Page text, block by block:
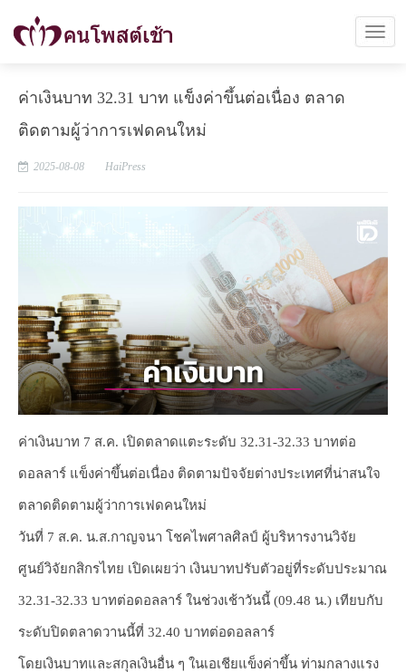
ค่าเงินบาท 32.31 บาท แข็งค่าขึ้นต่อเนื่อง ตลาด
ติดตามผู้ว่าการเฟดคนใหม่
2025-08-08 HaiPress
ค่าเงินบาท 7 ส.ค. เปิดตลาดแตะระดับ 32.31-32.33 บาทต่อ
ดอลลาร์ แข็งค่าขึ้นต่อเนื่อง ติดตามปัจจัยต่างประเทศที่น่าสนใจ
ตลาดติดตามผู้ว่าการเฟดคนใหม่
วันที่ 7 ส.ค. น.ส.กาญจนา โชคไพศาลศิลป์ ผู้บริหารงานวิจัย
ศูนย์วิจัยกสิกรไทย เปิดเผยว่า เงินบาทปรับตัวอยู่ที่ระดับประมาณ
32.31-32.33 บาทต่อดอลลาร์ ในช่วงเช้าวันนี้ (09.48 น.) เทียบกับ
ระดับปิดตลาดวานนี้ที่ 32.40 บาทต่อดอลลาร์
โดยเงินบาทและสกุลเงินอื่น ๆ ในเอเชียแข็งค่าขึ้น ท่ามกลางแรง